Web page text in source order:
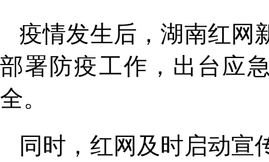
疫情发生后，湖南红网
部署防疫工作，出台应
全。
同时，红网及时启动宣